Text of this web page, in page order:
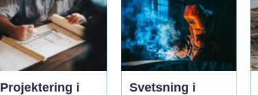
Projektering i
Svetsning i